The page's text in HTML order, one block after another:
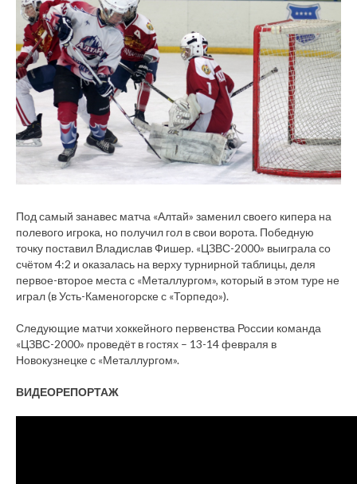
Под самый занавес матча «Алтай» заменил своего кипера на
полевого игрока, но получил гол в свои ворота. Победную
точку поставил Владислав Фишер. «ЦЗВС-2000» выиграла со
счётом 4:2 и оказалась на верху турнирной таблицы, деля
первое-второе места с «Металлургом», который в этом туре не
играл (в Усть-Каменогорске с «Торпедо»).
Следующие матчи хоккейного первенства России команда
«ЦЗВС-2000» проведёт в гостях – 13-14 февраля в
Новокузнецке с «Металлургом».
ВИДЕОРЕПОРТАЖ